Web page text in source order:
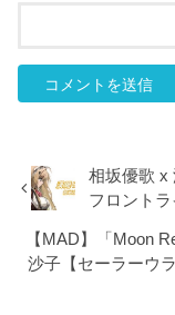
相坂優歌 x
フロント
【MAD】「Moon
沙子【セーラーウ